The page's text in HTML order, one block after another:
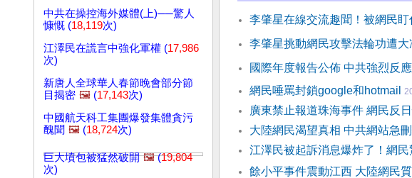
中共在操控海外媒體(上)──驚人
慷慨 (18,119次)
江澤民在謊言中強化軍權 (17,986
次)
新唐人全球華人春節晚會部分節
目揭密 🖼️ (17,143次)
中國航天科工集團爆發集體貪污
醜聞 🖼️ (18,724次)
巨大墳包被猛然破開 🖼️(19,804
次)
李肇星在線交流趣聞！被網民
李肇星挑動網民攻擊法輪功遭大
國際年度報告公佈 中共強烈反
網民唾罵封鎖google和hotmail
廣東禁止報道珠海事件 網民反
大陸網民渴望真相 中共網站急
江澤民被起訴消息爆炸了！網
餘小平事件震動江西 大陸網民